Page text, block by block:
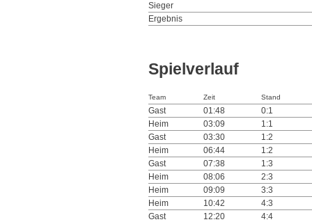
Sieger
Ergebnis
Spielverlauf
Team Zeit Stand
Gast 01:48
0:1
Heim
03:09
1:1
Gast
03:30
1:2
Heim
06:44
1:2
Gast
07:38
1:3
Heim
08:06
2:3
Heim
09:09
3:3
Heim
10:42
4:3
Gast
12:20
4:4